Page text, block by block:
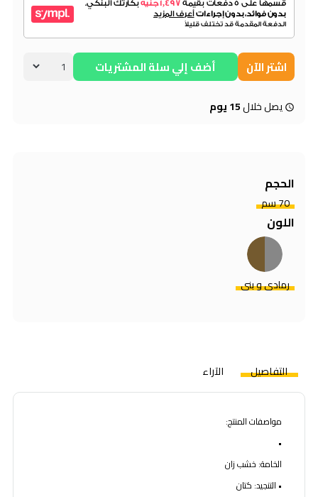
اشتر الآن أضف إلي سلة المشتريات
يصل خلال15 يوم
الحجم
70 سم
اللون
رمادى و بنى
التفاصيل الآراء
مواصفات المنتج:
•
الخامة: خشب زان
• التنجيد: كتان